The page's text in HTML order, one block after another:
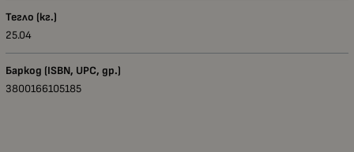
Тегло (кг.)
25.04
Баркод (ISBN, UPC, др.)
3800166105185